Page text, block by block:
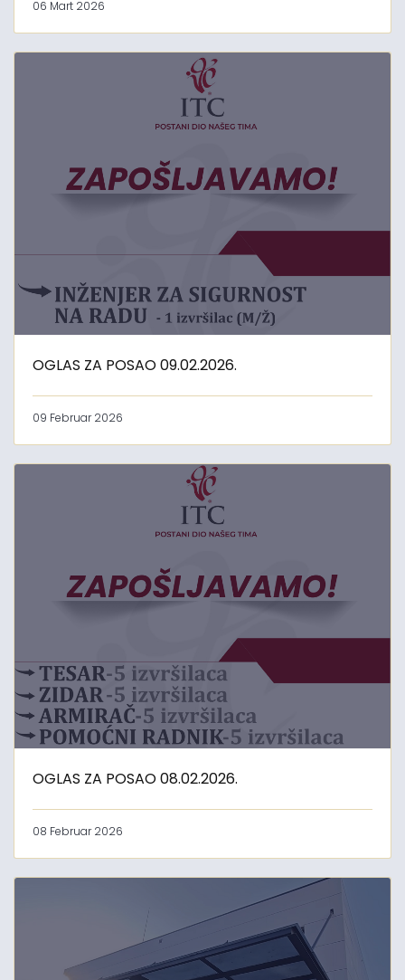
06 Mart 2026
OGLAS ZA POSAO 09.02.2026.
09 Februar 2026
OGLAS ZA POSAO 08.02.2026.
08 Februar 2026